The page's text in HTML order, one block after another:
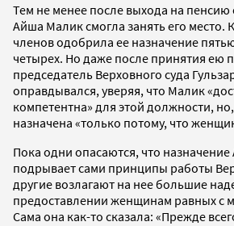
Тем не менее после выхода на пенсию
Айша Малик смогла занять его место.
членов одобрила ее назначение
четырех. Но даже после принятия ею
председатель Верховного суда
оправдывался, уверяя, что Малик
компетентна» для этой должности,
назначена «только потому, что
Пока одни опасаются, что
подрывает сами принципы работы
другие возлагают на нее большие
предоставлении женщинам равных с
Сама она как-то сказала: «Прежде